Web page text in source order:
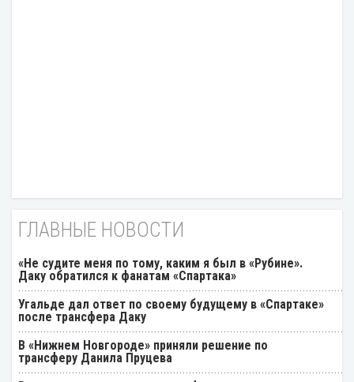
ГЛАВНЫЕ НОВОСТИ
«Не судите меня по тому, каким я был в «Рубине».
Даку обратился к фанатам «Спартака»
Угальде дал ответ по своему будущему в «Спартаке»
после трансфера Даку
В «Нижнем Новгороде» приняли решение по
трансферу Данила Пруцева